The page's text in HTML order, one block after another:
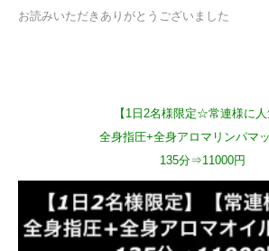
お読みいただきありがとうございました
【1日2名様限定☆常連様に人
全身指圧+全身アロマリンパマ
135分⇒11000円